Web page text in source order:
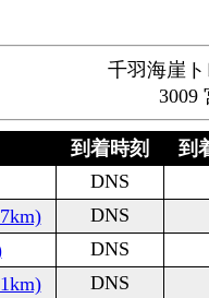
千羽海崖
3009
到着時刻
到
DNS
DNS
DNS
DNS